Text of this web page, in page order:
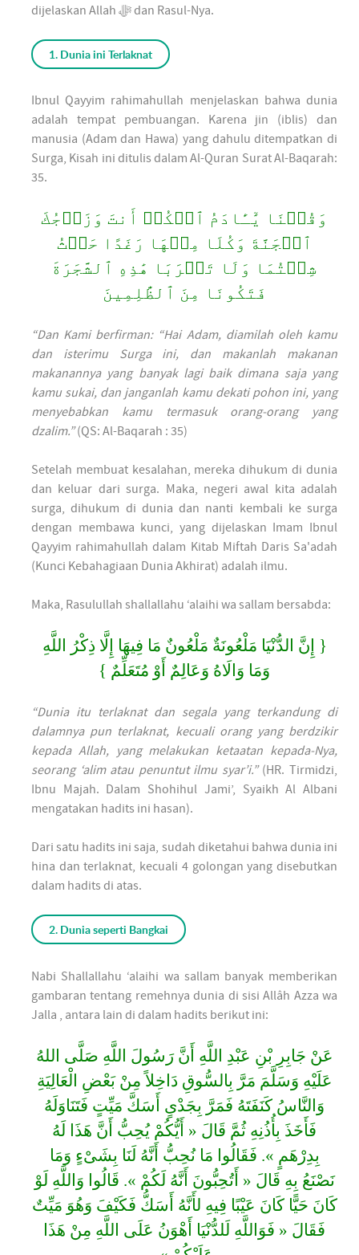
dijelaskan Allah ﷻ dan Rasul-Nya.
1. Dunia ini Terlaknat
Ibnul Qayyim rahimahullah menjelaskan bahwa dunia
adalah tempat pembuangan. Karena jin (iblis) dan
manusia (Adam dan Hawa) yang dahulu ditempatkan di
Surga, Kisah ini ditulis dalam Al-Quran Surat Al-Baqarah:
35.
وَقُلۡنَا يَٰٓـَٔادَمُ ٱسۡكُنۡ أَنتَ وَزَوۡجُكَ
ٱلۡجَنَّةَ وَكُلَا مِنۡهَا رَغَدًا حَيۡثُ
شِئۡتُمَا وَلَا تَقۡرَبَا هَٰذِهِ ٱلشَّجَرَةَ
فَتَكُونَا مِنَ ٱلظَّٰلِمِينَ
“Dan Kami berfirman: “Hai Adam, diamilah oleh kamu
dan isterimu Surga ini, dan makanlah makanan
makanannya yang banyak lagi baik dimana saja yang
kamu sukai, dan janganlah kamu dekati pohon ini, yang
menyebabkan kamu termasuk orang-orang yang
dzalim.”(QS: Al-Baqarah : 35)
Setelah membuat kesalahan, mereka dihukum di dunia
dan keluar dari surga. Maka, negeri awal kita adalah
surga, dihukum di dunia dan nanti kembali ke surga
dengan membawa kunci, yang dijelaskan Imam Ibnul
Qayyim rahimahullah dalam Kitab Miftah Daris Sa'adah
(Kunci Kebahagiaan Dunia Akhirat) adalah ilmu.
Maka, Rasulullah shallallahu ‘alaihi wa sallam bersabda:
{ إِنَّ الدُّنْيَا مَلْعُونَةٌ مَلْعُونٌ مَا فِيهَا إِلَّا ذِكْرُ اللَّهِ
وَمَا وَالَاهُ وَعَالِمٌ أَوْ مُتَعَلِّمٌ }
“Dunia itu terlaknat dan segala yang terkandung di
dalamnya pun terlaknat, kecuali orang yang berdzikir
kepada Allah, yang melakukan ketaatan kepada-Nya,
seorang ‘alim atau penuntut ilmu syar’i.”(HR. Tirmidzi,
Ibnu Majah. Dalam Shohihul Jami’, Syaikh Al Albani
mengatakan hadits ini hasan).
Dari satu hadits ini saja, sudah diketahui bahwa dunia ini
hina dan terlaknat, kecuali 4 golongan yang disebutkan
dalam hadits di atas.
2. Dunia seperti Bangkai
Nabi Shallallahu ‘alaihi wa sallam banyak memberikan
gambaran tentang remehnya dunia di sisi Allâh Azza wa
Jalla , antara lain di dalam hadits berikut ini:
عَنْ جَابِرِ بْنِ عَبْدِ اللَّهِ أَنَّ رَسُولَ اللَّهِ صَلَّى اللهُ
عَلَيْهِ وَسَلَّمَ مَرَّ بِالسُّوقِ دَاخِلاً مِنْ بَعْضِ الْعَالِيَةِ
وَالنَّاسُ كَنَفَتَهُ فَمَرَّ بِجَدْىٍ أَسَكَّ مَيِّتٍ فَتَنَاوَلَهُ
فَأَخَذَ بِأُذُنِهِ ثُمَّ قَالَ « أَيُّكُمْ يُحِبُّ أَنَّ هَذَا لَهُ
بِدِرْهَمٍ ». فَقَالُوا مَا نُحِبُّ أَنَّهُ لَنَا بِشَىْءٍ وَمَا
نَصْنَعُ بِهِ قَالَ « أَتُحِبُّونَ أَنَّهُ لَكُمْ ». قَالُوا وَاللَّهِ لَوْ
كَانَ حَيًّا كَانَ عَيْبًا فِيهِ لأَنَّهُ أَسَكُّ فَكَيْفَ وَهُوَ مَيِّتٌ
فَقَالَ « فَوَاللَّهِ لَلدُّنْيَا أَهْوَنُ عَلَى اللَّهِ مِنْ هَذَا